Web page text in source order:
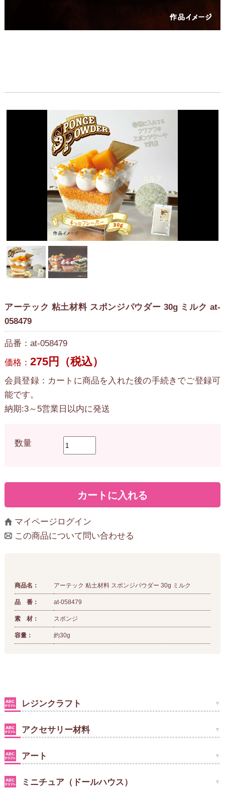
アーテック 粘土材料 スポンジパウダー 30g ミルク at-
058479
品番：at-058479
価格： 275円（税込）
会員登録：カートに商品を入れた後の手続きでご登録可
能です。
納期:3～5営業日以内に発送
数量
マイページログイン
この商品について問い合わせる
商品名： アーテック 粘土材料 スポンジパウダー 30g ミルク
品 番： at-058479
素 材： スポンジ
容量： 約30g
レジンクラフト
アクセサリー材料
アート
ミニチュア（ドールハウス）